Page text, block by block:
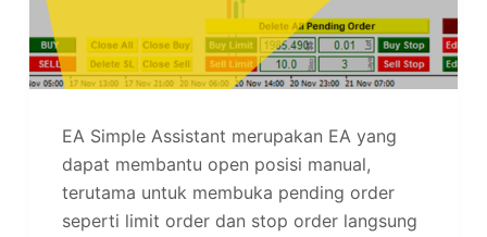
EA Simple Assistant merupakan EA yang
dapat membantu open posisi manual,
terutama untuk membuka pending order
seperti limit order dan stop order langsung